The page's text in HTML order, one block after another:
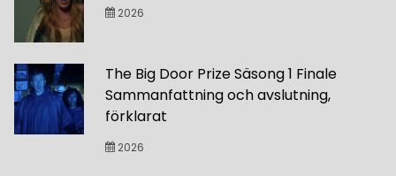
2026
The Big Door Prize Säsong 1 Finale
Sammanfattning och avslutning,
förklarat
2026